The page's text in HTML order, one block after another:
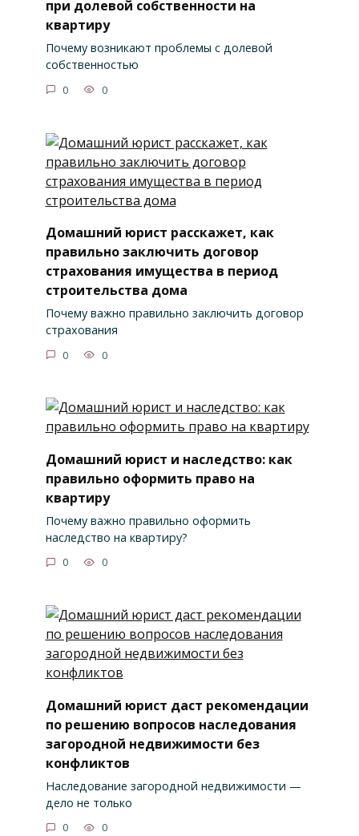
при долевой собственности на
квартиру
Почему возникают проблемы с долевой
собственностью
0 0
Домашний юрист расскажет, как
правильно заключить договор
страхования имущества в период
строительства дома
Почему важно правильно заключить договор
страхования
0 0
Домашний юрист и наследство: как
правильно оформить право на
квартиру
Почему важно правильно оформить
наследство на квартиру?
0 0
Домашний юрист даст рекомендации
по решению вопросов наследования
загородной недвижимости без
конфликтов
Наследование загородной недвижимости —
дело не только
0 0